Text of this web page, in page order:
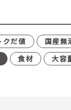
クだ値 国産無
食材 大容